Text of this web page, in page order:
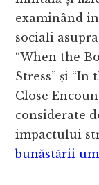
examinând
sociali
“When the
Stress” și
Close
considerate
impactului
bunăstării